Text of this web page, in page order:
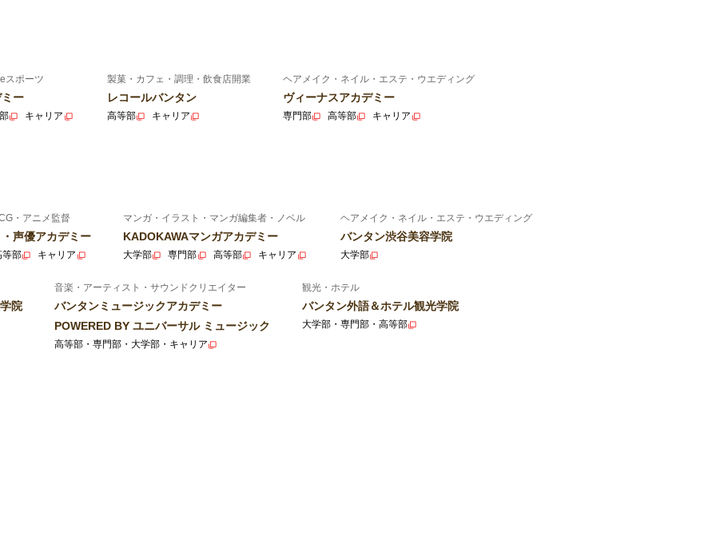
スポーツ
ー
キャリア
製菓・カフェ・調理・飲食店開業
レコールバンタン
高等部 キャリア
ヘアメイク・ネイル・エステ・ウエディング
ヴィーナスアカデミー
専門部 高等部 キャリア
・アニメ監督
声優アカデミー
等部 キャリア
マンガ・イラスト・マンガ編集者・ノベル
KADOKAWAマンガアカデミー
大学部 専門部 高等部 キャリア
ヘアメイク・ネイル・エステ・ウエディング
バンタン渋谷美容学院
大学部
院
音楽・アーティスト・サウンドクリエイター
バンタンミュージックアカデミー
POWERED BY ユニバーサル ミュージック
高等部・専門部・大学部・キャリア
観光・ホテル
バンタン外語＆ホテル観光学院
大学部・専門部・高等部